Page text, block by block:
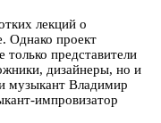
лекций о
Однако проект
только представители
дизайнеры, но и
музыкант Владимир
импровизатор